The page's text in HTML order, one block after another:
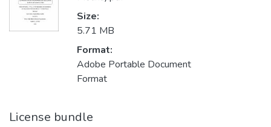
Size:
5.71 MB
Format:
Adobe Portable Document
Format
License bundle